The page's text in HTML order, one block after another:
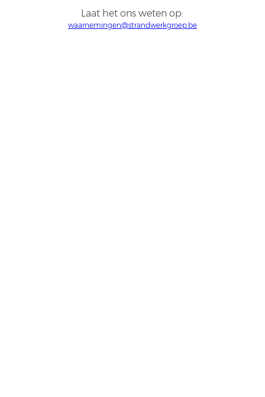
Laat het ons weten op:
waarnemingen@strandwerkgroep.be